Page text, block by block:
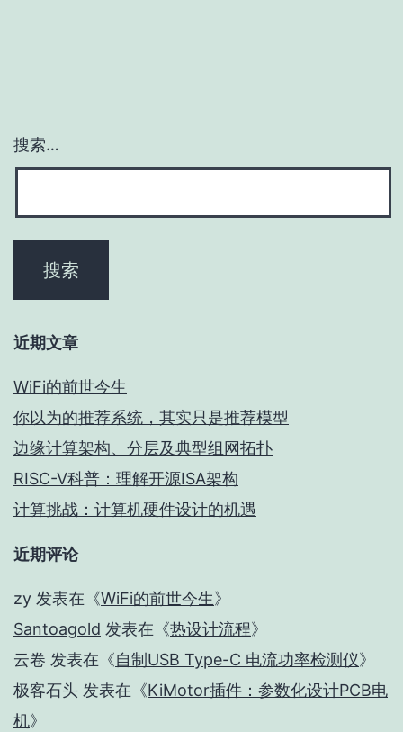
搜索…
近期文章
WiFi的前世今生
你以为的推荐系统，其实只是推荐模型
边缘计算架构、分层及典型组网拓扑
RISC-V科普：理解开源ISA架构
计算挑战：计算机硬件设计的机遇
近期评论
zy 发表在《WiFi的前世今生》
Santoagold 发表在《热设计流程》
云卷 发表在《自制USB Type-C 电流功率检测仪》
极客石头 发表在《KiMotor插件：参数化设计PCB电
机》